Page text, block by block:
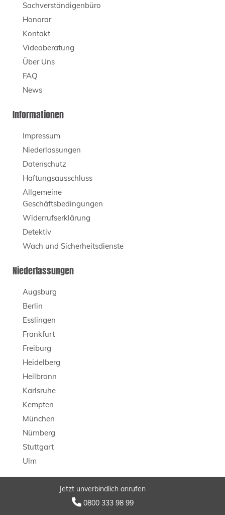
Jetzt unverbindlich anrufen
0800 333 98 99
Sachverständigenbüro
Honorar
Kontakt
Videoberatung
Über Uns
FAQ
News
Informationen
Impressum
Niederlassungen
Datenschutz
Haftungsausschluss
Allgemeine
Geschäftsbedingungen
Widerrufserklärung
Detektiv
Wach und Sicherheitsdienste
Niederlassungen
Augsburg
Berlin
Esslingen
Frankfurt
Freiburg
Heidelberg
Heilbronn
Karlsruhe
Kempten
München
Nürnberg
Stuttgart
Ulm
© 2026 LB Detektei